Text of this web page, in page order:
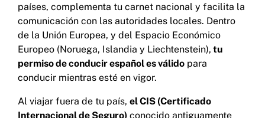
países, complementa tu carnet nacional y facilita la
comunicación con las autoridades locales. Dentro
de la Unión Europea, y del Espacio Económico
Europeo (Noruega, Islandia y Liechtenstein), tu
permiso de conducir español es válido para
conducir mientras esté en vigor.
Al viajar fuera de tu país, el CIS (Certificado
Internacional de Seguro) conocido antiguamente